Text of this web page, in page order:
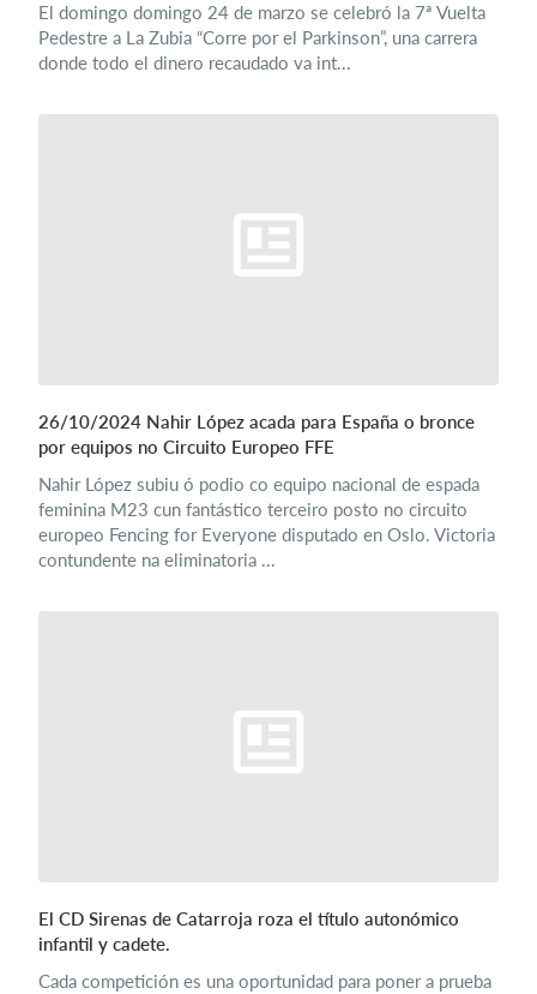
El domingo domingo 24 de marzo se celebró la 7ª Vuelta
Pedestre a La Zubia “Corre por el Parkinson”, una carrera
donde todo el dinero recaudado va int...
26/10/2024 Nahir López acada para España o bronce
por equipos no Circuito Europeo FFE
Nahir López subiu ó podio co equipo nacional de espada
feminina M23 cun fantástico terceiro posto no circuito
europeo Fencing for Everyone disputado en Oslo. Victoria
contundente na eliminatoria ...
El CD Sirenas de Catarroja roza el título autonómico
infantil y cadete.
Cada competición es una oportunidad para poner a prueba